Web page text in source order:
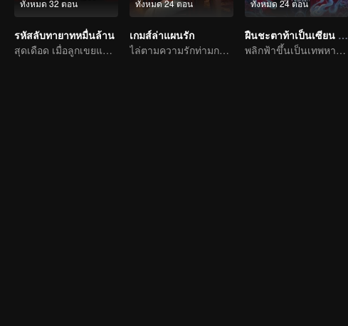
ทั้งหมด 32 ตอน
รหัสลับทายาทหมื่นล้าน
สุดเดือด เมื่อลูกเขยแต่งเข้ากลายเป็นมังกรผงาดกลับมาล้างแค้น
ทั้งหมด 24 ตอน
เกมส์ล่าแผนรัก
ไล่ตามความรักท่ามกลางความถูกผิด หัวใจมุ่งไปสู่ที่ใด
ทั้งหมด 24 ตอน
ฝืนชะตาท้าเป็นเซียน (พากย์ไทย)
พลิกฟ้าขึ้นเป็นเทพหาใช่เรื่องพิสดารไม่